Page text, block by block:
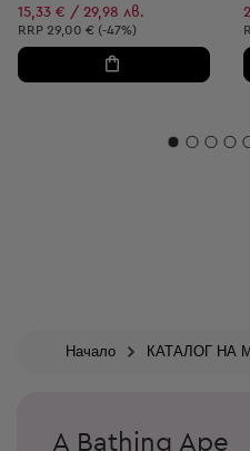
15,33 € / 29,98 лв.
Препоръчителна цена:
RRP 29,00 € (-47%)
Начало КАТАЛОГ НА
A Bathing Ape